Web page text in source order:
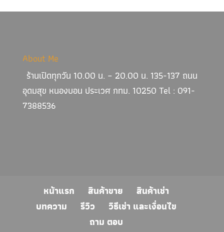
About Me
ร้านเปิดทุกวัน 10.00 น. – 20.00 น. 135-137 ถนน
อุดมสุข หนองบอน ประเวศ กทม. 10250 Tel : 091-
7388536
หน้าแรก สินค้าขาย
สินค้าเช่า
บทความ
รีวิว
วิธีเช่า และเงื่อนไข
ถาม ตอบ